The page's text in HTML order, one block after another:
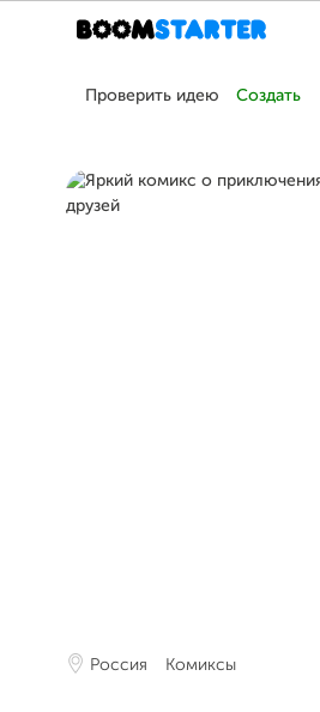
Проверить идею Создать
Россия Комиксы